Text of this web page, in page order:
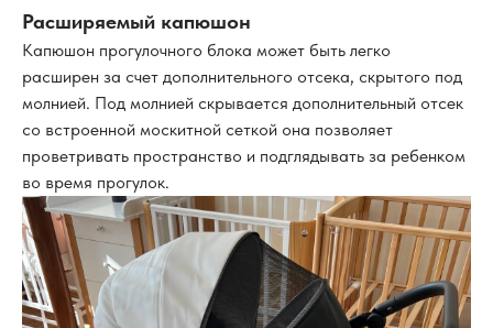
Расширяемый капюшон
Капюшон прогулочного блока может быть легко
расширен за счет дополнительного отсека, скрытого под
молнией. Под молнией скрывается дополнительный отсек
со встроенной москитной сеткой она позволяет
проветривать пространство и подглядывать за ребенком
во время прогулок.